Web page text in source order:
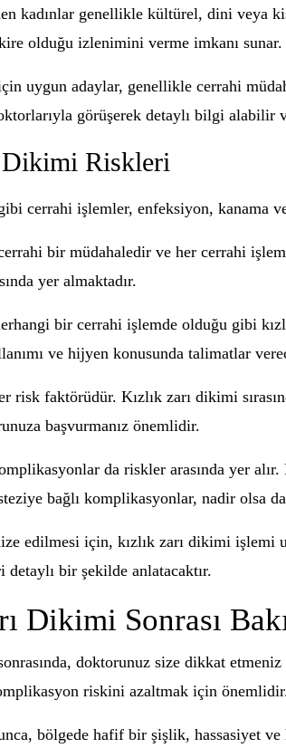
kadınlar genellikle kültürel, dini veya
olduğu izlenimini verme imkanı sunar.
uygun adaylar, genellikle cerrahi
görüşerek detaylı bilgi alabilir
Dikimi Riskleri
cerrahi işlemler, enfeksiyon, kanama
bir müdahaledir ve her cerrahi
yer almaktadır.
bir cerrahi işlemde olduğu gibi
ve hijyen konusunda talimatlar
risk faktörüdür. Kızlık zarı dikimi
başvurmanız önemlidir.
da riskler arasında yer
bağlı komplikasyonlar, nadir olsa
edilmesi için, kızlık zarı dikimi işlemi
detaylı bir şekilde anlatacaktır.
Dikimi Sonrası
doktorunuz size dikkat
riskini azaltmak için
bölgede hafif bir şişlik, hassasiyet